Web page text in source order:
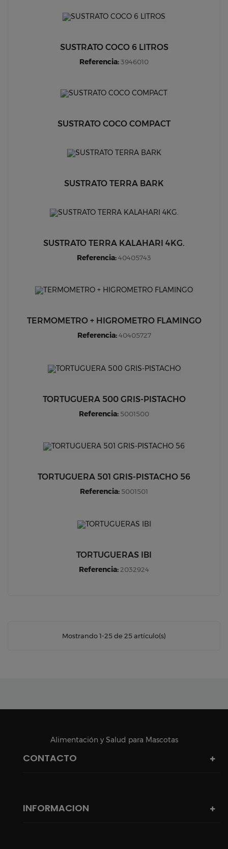
SUSTRATO COCO 6 LITROS
Referencia:3946010
SUSTRATO COCO COMPACT
SUSTRATO TERRA BARK
SUSTRATO TERRA KALAHARI 4KG.
Referencia:40405743
TERMOMETRO + HIGROMETRO FLAMINGO
Referencia: 40405727
TORTUGUERA 500 GRIS-PISTACHO
Referencia: 5001500
TORTUGUERA 501 GRIS-PISTACHO 56
Referencia: 5001501
TORTUGUERAS IBI
Referencia:2032924
Mostrando 1-25 de 25 artículo(s)
Alimentación y Salud para Mascotas
CONTACTO
INFORMACION